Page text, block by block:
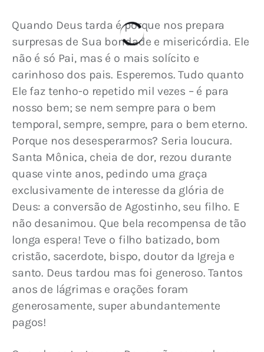
Quando Deus tarda é porque nos prepara
surpresas de Sua bondade e misericórdia. Ele
não é só Pai, mas é o mais solícito e
carinhoso dos pais. Esperemos. Tudo quanto
Ele faz tenho-o repetido mil vezes – é para
nosso bem; se nem sempre para o bem
temporal, sempre, sempre, para o bem eterno.
Porque nos desesperarmos? Seria loucura.
Santa Mônica, cheia de dor, rezou durante
quase vinte anos, pedindo uma graça
exclusivamente de interesse da glória de
Deus: a conversão de Agostinho, seu filho. E
não desanimou. Que bela recompensa de tão
longa espera! Teve o filho batizado, bom
cristão, sacerdote, bispo, doutor da Igreja e
santo. Deus tardou mas foi generoso. Tantos
anos de lágrimas e orações foram
generosamente, super abundantemente
pagos!